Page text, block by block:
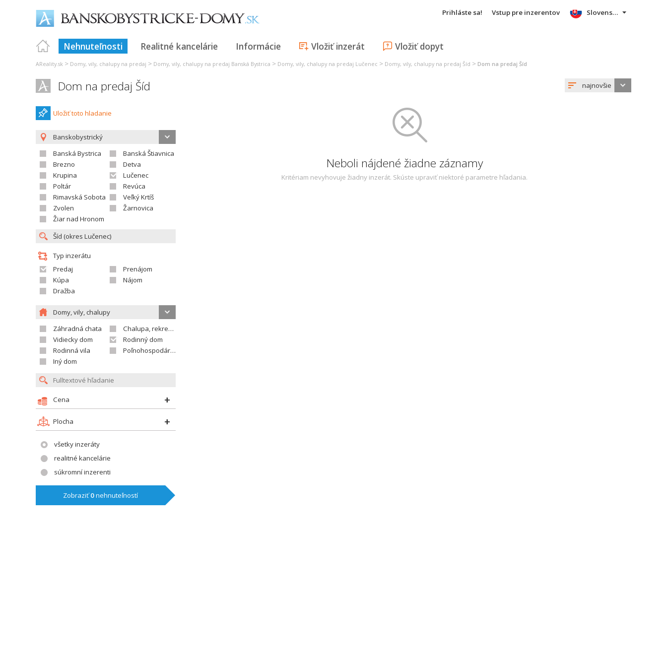
Prihláste sa! Vstup pre inzerentov
Nehnuteľnosti Realitné kancelárie Informácie Vložiť inzerát Vložiť dopyt
Slovensky
AReality.sk > Domy, vily, chalupy na predaj > Domy, vily, chalupy na predaj Banská Bystrica > Domy, vily, chalupy na predaj Lučenec > Domy, vily, chalupy na predaj Šíd > Dom na predaj Šíd
Dom na predaj Šíd najnovšie
Uložiť toto hladanie
Banskobystrický
Banská Bystrica
Banská Štiavnica
Brezno
Detva
Krupina
Lučenec
Poltár
Revúca
Rimavská Sobota
Veľký Krtíš
Zvolen
Žarnovica
Žiar nad Hronom
Typ inzerátu
Predaj
Prenájom
Kúpa
Nájom
Dražba
Domy, vily, chalupy
Záhradná chata
Chalupa, rekreačný domček
Vidiecky dom
Rodinný dom
Rodinná vila
Poľnohospodárska usadlosť
Iný dom
Cena
Plocha
všetky inzeráty
realitné kancelárie
súkromní inzerenti
Zobraziť0nehnuteľností
Neboli nájdené žiadne záznamy
Kritériam nevyhovuje žiadny inzerát. Skúste upraviť niektoré parametre hľadania.